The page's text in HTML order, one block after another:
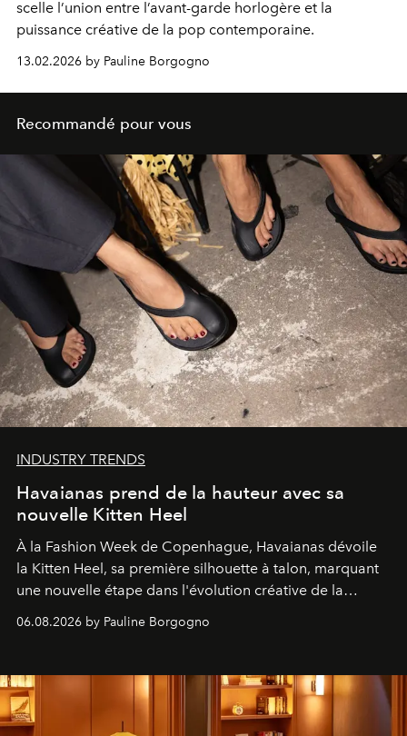
scelle l’union entre l’avant-garde horlogère et la
puissance créative de la pop contemporaine.
13.02.2026 by Pauline Borgogno
Recommandé pour vous
INDUSTRY TRENDS
Havaianas prend de la hauteur avec sa
nouvelle Kitten Heel
À la Fashion Week de Copenhague, Havaianas dévoile
la Kitten Heel, sa première silhouette à talon, marquant
une nouvelle étape dans l'évolution créative de la
06.08.2026 by Pauline Borgogno